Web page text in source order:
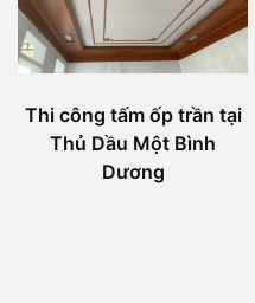
Thi công tấm ốp trần tại
Thủ Dầu Một Bình
Dương